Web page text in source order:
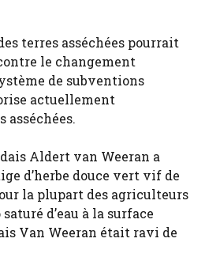
terres asséchées pourrait
le changement
de subventions
actuellement
asséchées.
Aldert van Weeran a
d’herbe douce vert vif de
la plupart des agriculteurs
d’eau à la surface
Van Weeran était ravi de